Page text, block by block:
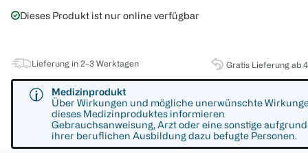
Dieses Produkt ist nur online verfügbar
Lieferung in 2-3 Werktagen Gratis Lieferung ab
Medizinprodukt
Über Wirkungen und mögliche unerwünschte
dieses Medizinproduktes informieren
Gebrauchsanweisung, Arzt oder eine sonstige aufgrund
ihrer beruflichen Ausbildung dazu befugte Personen.